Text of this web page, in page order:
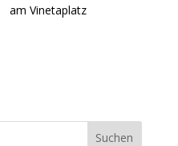
am Vinetaplatz
Suchen